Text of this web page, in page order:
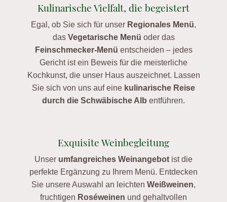
Kulinarische Vielfalt, die begeistert
Egal, ob Sie sich für unser Regionales Menü,
das Vegetarische Menü oder das
Feinschmecker-Menü entscheiden – jedes
Gericht ist ein Beweis für die meisterliche
Kochkunst, die unser Haus auszeichnet. Lassen
Sie sich von uns auf eine kulinarische Reise
durch die Schwäbische Alb entführen.
Exquisite Weinbegleitung
Unser umfangreiches Weinangebot ist die
perfekte Ergänzung zu Ihrem Menü. Entdecken
Sie unsere Auswahl an leichten Weißweinen,
fruchtigen Roséweinen und gehaltvollen